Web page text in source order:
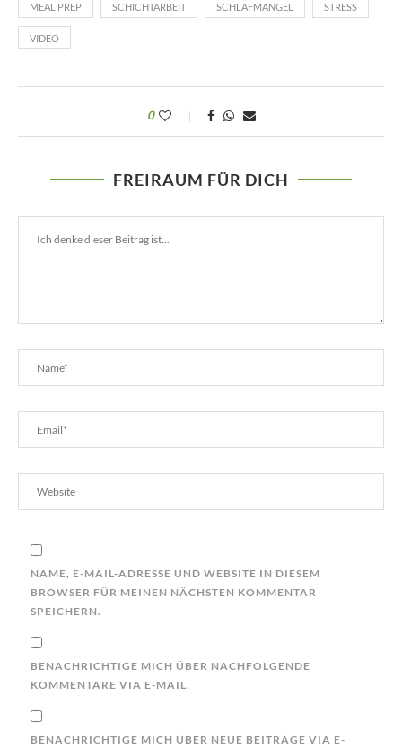
MEAL PREP SCHICHTARBEIT SCHLAFMANGEL STRESS
VIDEO
0
FREIRAUM FÜR DICH
NAME, E-MAIL-ADRESSE UND WEBSITE IN DIESEM
BROWSER FÜR MEINEN NÄCHSTEN KOMMENTAR
SPEICHERN.
BENACHRICHTIGE MICH ÜBER NACHFOLGENDE
KOMMENTARE VIA E-MAIL.
BENACHRICHTIGE MICH ÜBER NEUE BEITRÄGE VIA E-